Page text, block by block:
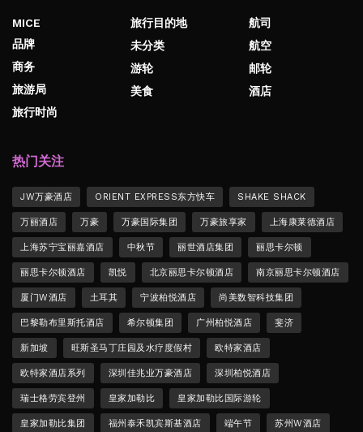
MICE
品牌
商务
旅游局
旅行时尚
旅行目的地
未分类
游轮
美食
航司
航空
邮轮
酒店
热门关注
JW万豪酒店 ORIENT EXPRESS东方快车 SHAKE SHACK
万丽酒店 万豪 万豪国际集团 万豪旅享家 上海康莱德酒店
上海苏宁宝丽嘉酒店 中秋节 丽世酒店集团 丽思卡尔顿
丽思卡尔顿酒店 凯悦 北京丽思卡尔顿酒店 南京丽思卡尔顿酒店
厦门W酒店 土耳其 宁波柏悦酒店 尚美数智科技集团
巴黎勒布里斯托酒店 希尔顿集团 广州柏悦酒店 斐济
新加坡 旺斯圣马丁庄园及水疗度假村 欧特家酒店
欧特家酒店系列 深圳佳兆业万豪酒店 深圳柏悦酒店
瑞士格劳宾登州 皇家加勒比 皇家加勒比国际游轮
皇家加勒比集团 福州泰禾凯宾斯基酒店 端午节 苏州W酒店